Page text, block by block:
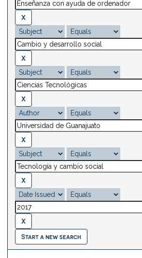
Start a new search